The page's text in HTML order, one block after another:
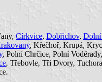
Církvice, Dobřichov, Dolní
, Křečhoř, Krupá,
, Polní Chrčice, Polní
, Třebovle, Tři Dvory,